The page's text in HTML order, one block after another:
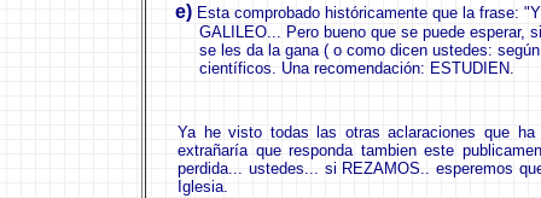
e) Esta comprobado históricamente que la frase:
GALILEO... Pero bueno que se puede esperar,
se les da la gana ( o como dicen ustedes:
científicos. Una recomendación: ESTUDIEN.
Ya he visto todas las otras aclaraciones que
extrañaría que responda tambien este
perdida... ustedes... si REZAMOS.. esperemos
Iglesia.